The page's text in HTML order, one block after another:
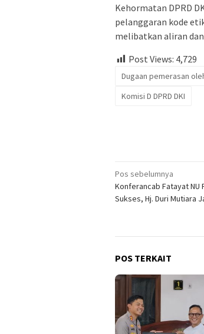
Kehormatan DPRD
pelanggaran kode
melibatkan aliran
Post Views: 4,729
Dugaan pemerasan
Komisi D DPRD DKI
Navigasi
pos
Pos sebelumnya
Konferancab Fatayat NU
Sukses, Hj. Duri Mutiara
POS TERKAIT